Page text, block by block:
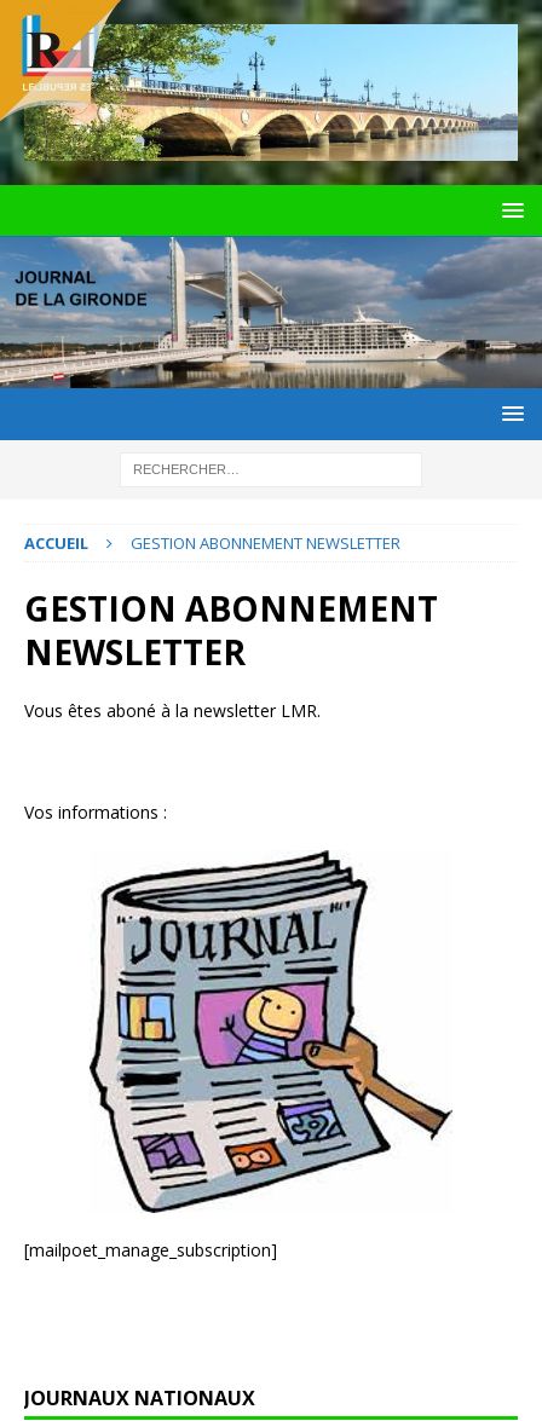
ACCUEIL GESTION ABONNEMENT NEWSLETTER
GESTION ABONNEMENT
NEWSLETTER
Vous êtes aboné à la newsletter LMR.
Vos informations :
[mailpoet_manage_subscription]
JOURNAUX NATIONAUX